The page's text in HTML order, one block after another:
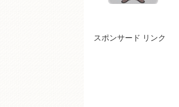
スポンサード リンク